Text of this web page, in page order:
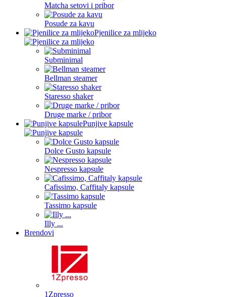
Matcha setovi i pribor
Posude za kavu
Pjenilice za mlijeko
Subminimal
Bellman steamer
Staresso shaker
Druge marke / pribor
Punjive kapsule
Dolce Gusto kapsule
Nespresso kapsule
Cafissimo, Caffitaly kapsule
Tassimo kapsule
Illy ...
Brendovi
1Zpresso